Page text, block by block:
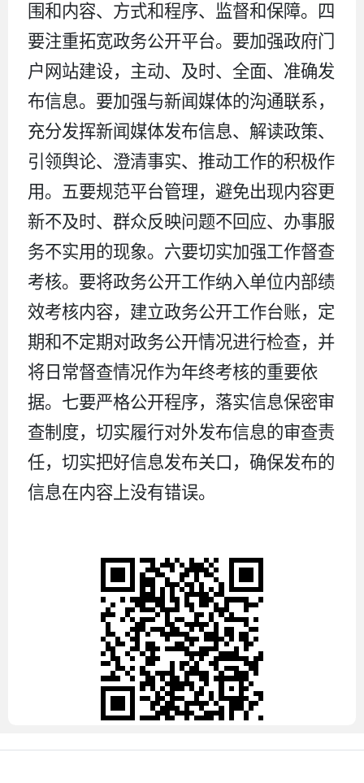
围和内容、方式和程序、监督和保障。四
要注重拓宽政务公开平台。要加强政府门
户网站建设，主动、及时、全面、准确发
布信息。要加强与新闻媒体的沟通联系，
充分发挥新闻媒体发布信息、解读政策、
引领舆论、澄清事实、推动工作的积极作
用。 五要规范平台管理，避免出现内容更
新不及时、群众反映问题不回应、办事服
务不实用的现象。六要切实加强工作督查
考核。要将政务公开工作纳入单位内部绩
效考核内容，建立政务公开工作台账，定
期和不定期对政务公开情况进行检查，并
将日常督查情况作为年终考核的重要依
据。七要严格公开程序，落实信息保密审
查制度，切实履行对外发布信息的审查责
任，切实把好信息发布关口，确保发布的
信息在内容上没有错误。